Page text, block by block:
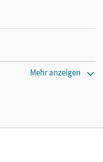
Mehr anzeigen